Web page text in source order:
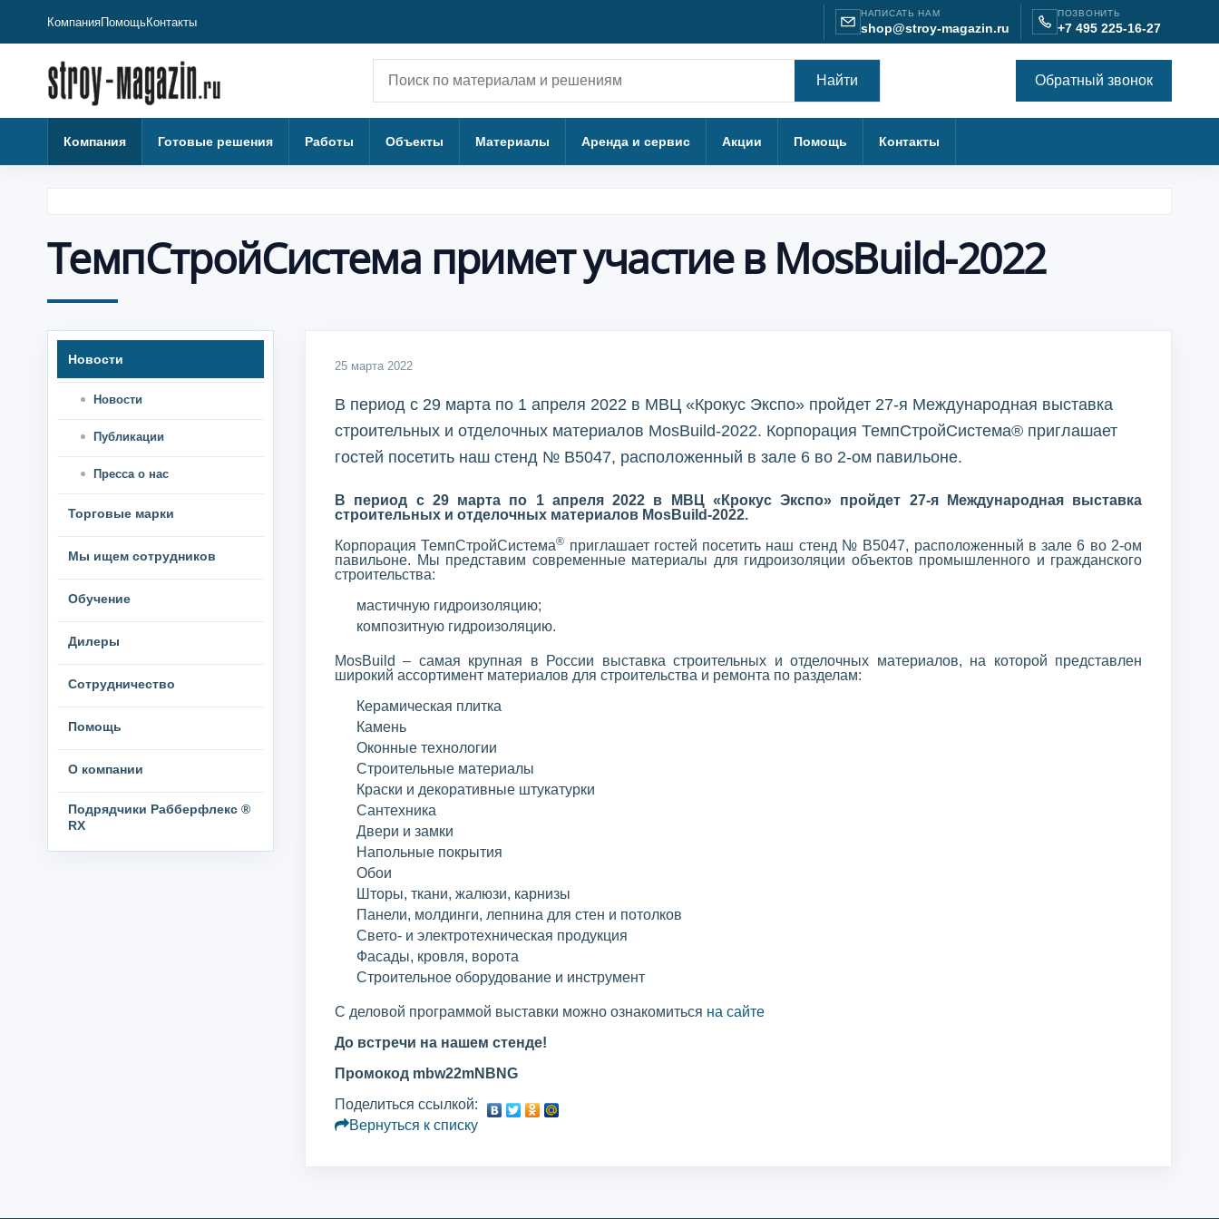
КомпанияПомощьКонтакты
НАПИСАТЬ НАМ
shop@stroy-magazin.ru
ПОЗВОНИТЬ
+7 495 225-16-27
Найти
Обратный звонок
Компания Готовые решения Работы Объекты Материалы Аренда и сервис Акции Помощь Контакты
ТемпСтройСистема примет участие в MosBuild-2022
Новости
Новости
Публикации
Пресса о нас
Торговые марки
Мы ищем сотрудников
Обучение
Дилеры
Сотрудничество
Помощь
О компании
Подрядчики Рабберфлекс ®
RX
25 марта 2022
В период с 29 марта по 1 апреля 2022 в МВЦ «Крокус Экспо» пройдет 27-я Международная выставка
строительных и отделочных материалов MosBuild-2022. Корпорация ТемпСтройСистема® приглашает
гостей посетить наш стенд № В5047, расположенный в зале 6 во 2-ом павильоне.
В период с 29 марта по 1 апреля 2022 в МВЦ «Крокус Экспо» пройдет 27-я Международная выставка
строительных и отделочных материалов MosBuild-2022.
Корпорация ТемпСтройСистема® приглашает гостей посетить наш стенд № В5047, расположенный в зале 6 во 2-ом
павильоне. Мы представим современные материалы для гидроизоляции объектов промышленного и гражданского
строительства:
мастичную гидроизоляцию;
композитную гидроизоляцию.
MosBuild – самая крупная в России выставка строительных и отделочных материалов, на которой представлен
широкий ассортимент материалов для строительства и ремонта по разделам:
Керамическая плитка
Камень
Оконные технологии
Строительные материалы
Краски и декоративные штукатурки
Сантехника
Двери и замки
Напольные покрытия
Обои
Шторы, ткани, жалюзи, карнизы
Панели, молдинги, лепнина для стен и потолков
Свето- и электротехническая продукция
Фасады, кровля, ворота
Строительное оборудование и инструмент
С деловой программой выставки можно ознакомиться на сайте
До встречи на нашем стенде!
Промокод mbw22mNBNG
Поделиться ссылкой:
Вернуться к списку